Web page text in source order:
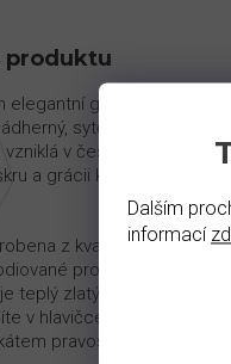
Dalším
informací
produktu
elegantní granátovou
sytě červený
v české dílně,
a grácii každé ženě. Je
z kvalitního stříbra
provedení
teplý zlatý odstín na
v hlavičce produktu.
pravosti v dárkové